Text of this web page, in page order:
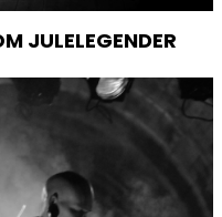
JULELEGENDER